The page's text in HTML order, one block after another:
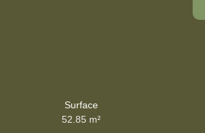
Surface
52.85 m²